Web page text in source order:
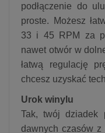
podłączenie do
proste. Możesz
33 i 45 RPM za
nawet otwór w
łatwą regulację
chcesz uzyskać
Urok winylu
Tak, twój dziadek
dawnych czasów z